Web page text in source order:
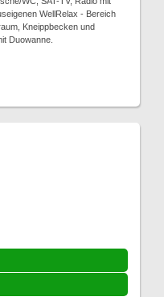
WellRelax - Bereich
Kneippbecken und
Duowanne.